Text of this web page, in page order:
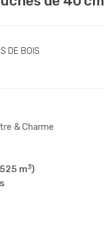
DE BOIS
& Charme
m3)